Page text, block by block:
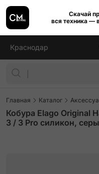
Скачай
вся техника —
Краснодар
Главная Каталог
Кобура Elago Original
3 / 3 Pro силикон,